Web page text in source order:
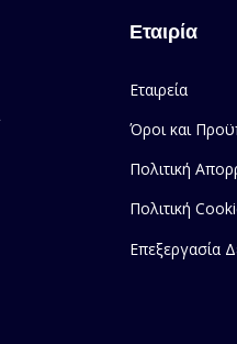
Εταιρία
Εταιρεία
Όροι και
Πολιτική
Πολιτική
Επεξεργασία